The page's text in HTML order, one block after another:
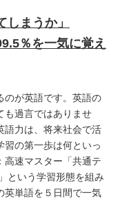
まうか」
％を一気に覚え
のが英語です。英語の
も過言ではありませ
語力は、将来社会で活
習の第一歩は何といっ
高速マスター「共通テ
という学習形態を組み
英単語を５日間で一気